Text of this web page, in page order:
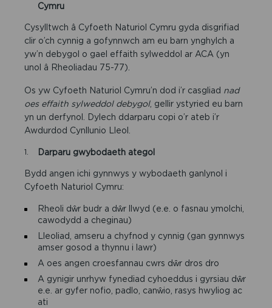
Cymru
Cysylltwch â Cyfoeth Naturiol Cymru gyda disgrifiad
clir o’ch cynnig a gofynnwch am eu barn ynghylch a
yw’n debygol o gael effaith sylweddol ar ACA (yn
unol â Rheoliadau 75-77).
Os yw Cyfoeth Naturiol Cymru’n dod i’r casgliad nad
oes effaith sylweddol debygol, gellir ystyried eu barn
yn un derfynol. Dylech ddarparu copi o’r ateb i’r
Awdurdod Cynllunio Lleol.
Darparu gwybodaeth ategol
Bydd angen ichi gynnwys y wybodaeth ganlynol i
Cyfoeth Naturiol Cymru:
Rheoli dŵr budr a dŵr llwyd (e.e. o fasnau ymolchi,
cawodydd a cheginau)
Lleoliad, amseru a chyfnod y cynnig (gan gynnwys
amser gosod a thynnu i lawr)
A oes angen croesfannau cwrs dŵr dros dro
A gynigir unrhyw fynediad cyhoeddus i gyrsiau dŵr
e.e. ar gyfer nofio, padlo, canŵio, rasys hwyliog ac
ati